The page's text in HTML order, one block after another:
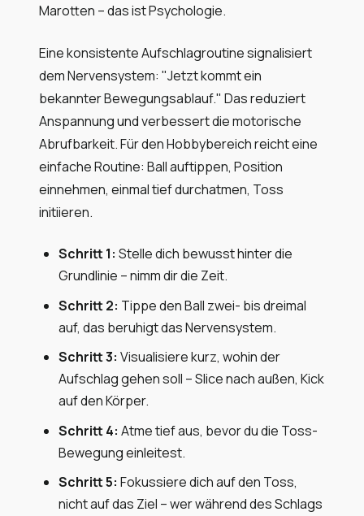
Marotten – das ist Psychologie.
Eine konsistente Aufschlagroutine signalisiert
dem Nervensystem: "Jetzt kommt ein
bekannter Bewegungsablauf." Das reduziert
Anspannung und verbessert die motorische
Abrufbarkeit. Für den Hobbybereich reicht eine
einfache Routine: Ball auftippen, Position
einnehmen, einmal tief durchatmen, Toss
initiieren.
Schritt 1: Stelle dich bewusst hinter die
Grundlinie – nimm dir die Zeit.
Schritt 2: Tippe den Ball zwei- bis dreimal
auf, das beruhigt das Nervensystem.
Schritt 3: Visualisiere kurz, wohin der
Aufschlag gehen soll – Slice nach außen, Kick
auf den Körper.
Schritt 4: Atme tief aus, bevor du die Toss-
Bewegung einleitest.
Schritt 5: Fokussiere dich auf den Toss,
nicht auf das Ziel – wer während des Schlags